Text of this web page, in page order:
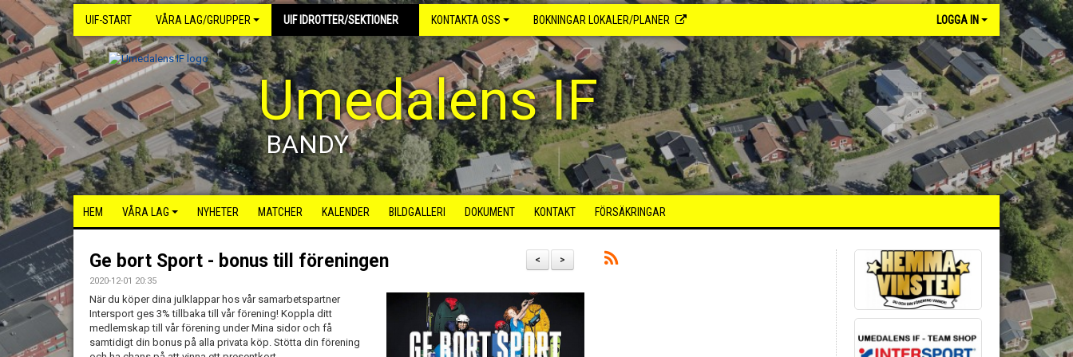
UIF-START VÅRA LAG/GRUPPER UIF IDROTTER/SEKTIONER KONTAKTA OSS BOKNINGAR LOKALER/PLANER LOGGA IN
Umedalens IF
BANDY
HEM VÅRA LAG NYHETER MATCHER KALENDER BILDGALLERI DOKUMENT KONTAKT FÖRSÄKRINGAR
>
<
Ge bort Sport - bonus till föreningen
2020-12-01 20:35
När du köper dina julklappar hos vår samarbetspartner
Intersport ges 3% tillbaka till vår förening! Koppla ditt
medlemskap till vår förening under Mina sidor och få
samtidigt din bonus på alla privata köp. Stötta din förening